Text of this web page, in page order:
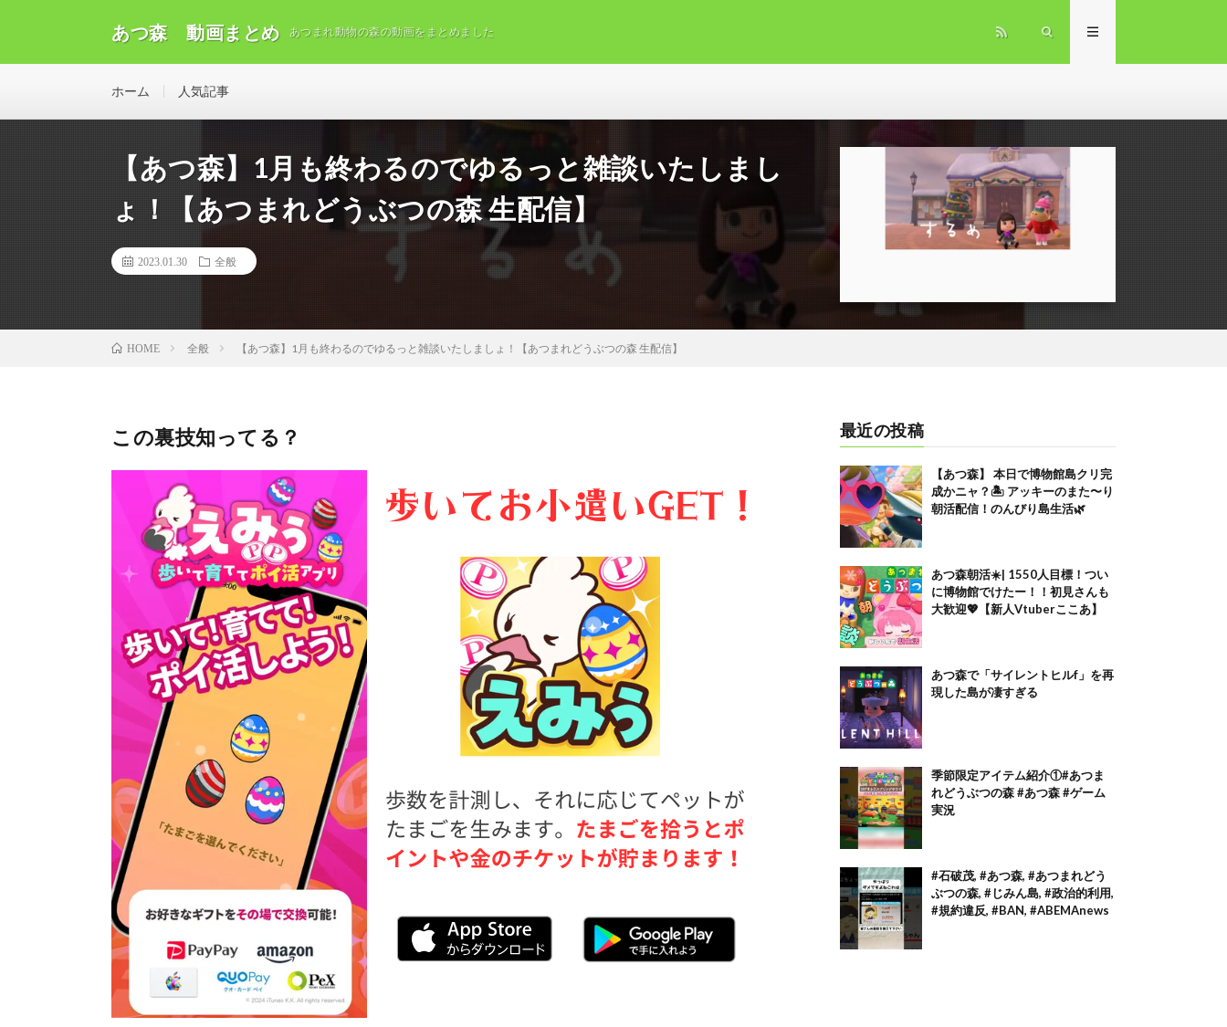
あつ森 動画まとめ あつまれ動物の森の動画をまとめました
ホーム 人気記事
【あつ森】1月も終わるのでゆるっと雑談いたしまし
ょ！【あつまれどうぶつの森 生配信】
2023.01.30 全般
HOME 全般 【あつ森】1月も終わるのでゆるっと雑談いたしましょ！【あつまれどうぶつの森 生配信】
この裏技知ってる？ 最近の投稿
【あつ森】 本日で博物館島クリ完
成かニャ？🏝️ アッキーのまた〜り
朝活配信！のんびり島生活🌿
あつ森朝活☀️| 1550人目標！つい
に博物館でけたー！！初見さんも
大歓迎💖【新人Vtuberここあ】
あつ森で「サイレントヒルf」を再
現した島が凄すぎる
季節限定アイテム紹介①#あつま
れどうぶつの森 #あつ森 #ゲーム
実況
#石破茂, #あつ森, #あつまれどう
ぶつの森, #じみん島, #政治的利用,
#規約違反, #BAN, #ABEMAnews